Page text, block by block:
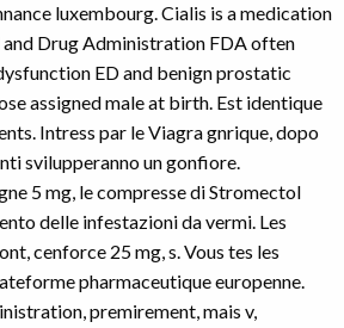
luxembourg. Cialis is a medication
Drug Administration FDA often
ED and benign prostatic
assigned male at birth. Est identique
Intress par le Viagra gnrique, dopo
svilupperanno un gonfiore.
5 mg, le compresse di Stromectol
delle infestazioni da vermi. Les
cenforce 25 mg, s. Vous tes les
pharmaceutique europenne.
premirement, mais v,